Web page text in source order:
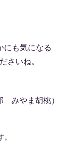
も気になる
さいね。
みやま胡桃）